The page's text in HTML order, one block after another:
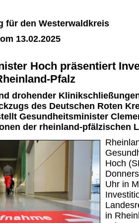
für den Westerwaldkreis
13.02.2025
Hoch präsentiert
Pfalz
drohender
des Deutschen Roten
Gesundheitsminister
der rheinland-pfälzischen
Hoch
Uhr in
in